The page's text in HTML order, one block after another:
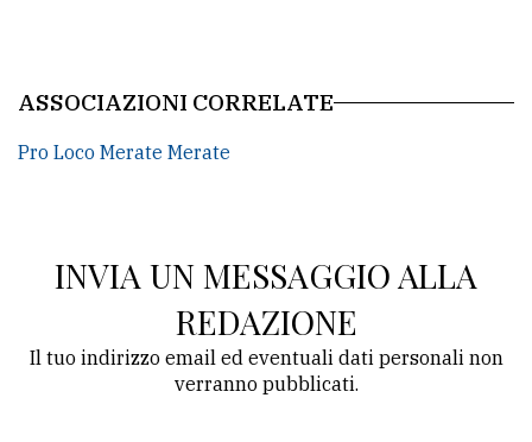
ASSOCIAZIONI CORRELATE
Pro Loco Merate Merate
INVIA UN MESSAGGIO ALLA
REDAZIONE
Il tuo indirizzo email ed eventuali dati personali non
verranno pubblicati.